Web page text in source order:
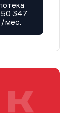
347
мес.